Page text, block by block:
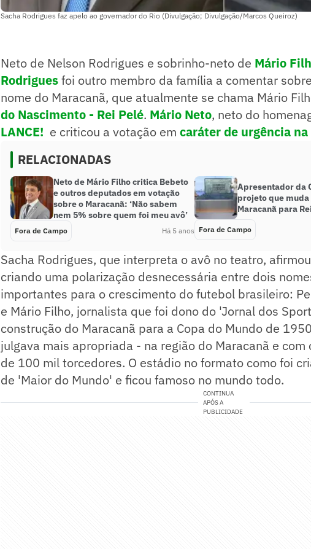
Sacha Rodrigues faz apelo ao governador do Rio (Divulgação; Divulgação/Marcos Queiroz)
Neto de Nelson Rodrigues e sobrinho-neto de Mário
Rodriguesfoi outro membro da família a comentar
nome do Maracanã, que atualmente se chama Mário
do Nascimento - Rei Pelé. Mário Neto, neto do
LANCE! e criticou a votação em caráter de urgência
RELACIONADAS
Neto de Mário Filho critica Bebeto
e outros deputados em votação
sobre o Maracanã: ‘Não sabem
nem 5% sobre quem foi meu avô’
Fora de Campo Há 5 anos
Apresentador da
projeto que muda
Maracanã para
Fora de Campo
Sacha Rodrigues, que interpreta o avô no teatro,
criando uma polarização desnecessária entre dois
importantes para o crescimento do futebol brasileiro:
e Mário Filho, jornalista que foi dono do 'Jornal dos
construção do Maracanã para a Copa do Mundo de
julgava mais apropriada - na região do Maracanã e
de 100 mil torcedores. O estádio no formato como foi
de 'Maior do Mundo' e ficou famoso no mundo todo.
CONTINUA
APÓS A
PUBLICIDADE